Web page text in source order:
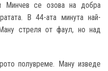
Минчев се озова на добра
В 44-ата минута най-
стреля от фаул, но над
полувреме. Ману изведе